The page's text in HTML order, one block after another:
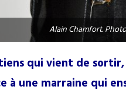
Alain Chamfort.
qui vient de
à une marraine qui